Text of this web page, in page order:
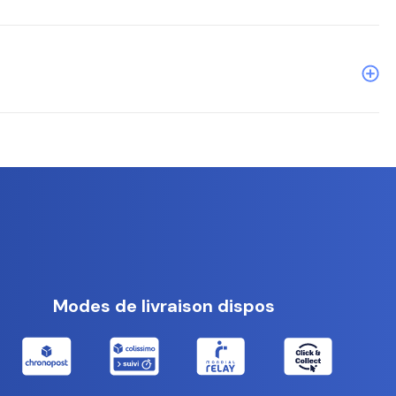
tous.
Modes de livraison dispos